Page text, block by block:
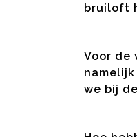
bruiloft
Voor de
we bij